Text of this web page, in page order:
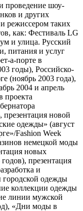
проведение шоу-
и других
режиссером таких
как: Фестиваль LG
и улица. Русский
питания и услуг
а-порте в
годы), Российско-
(ноябрь 2003 года),
2004 и апрель
проекта
презентация новой
одежды» (август
Fashion Week
немецкой моды
новых
презентация
и
одежды
коллекции одежды
линии мужской
«Дни моды в